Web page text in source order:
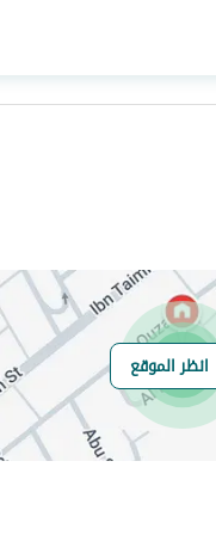
عدد الغرف
هل يوجد اي التزام
على العقار ؟
انظر الموقع